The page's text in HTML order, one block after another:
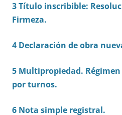
3 Título inscribible:
Firmeza.
4 Declaración de obra
5 Multipropiedad.
por turnos.
6 Nota simple registral.